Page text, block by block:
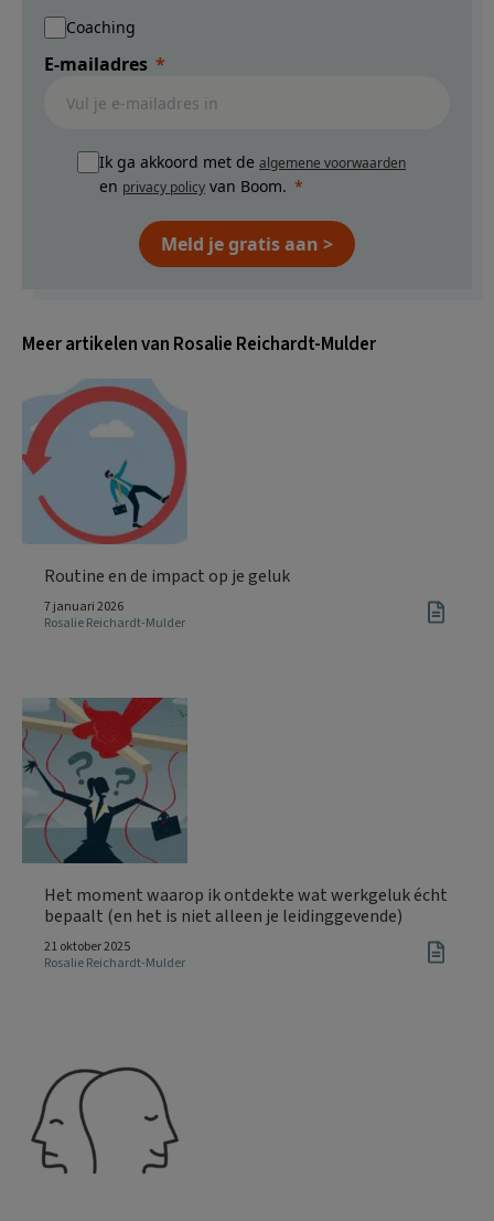
Coaching
E-mailadres
Ik ga akkoord met de algemene voorwaarden
en privacy policy van Boom.
Meld je gratis aan >
Meer artikelen van Rosalie Reichardt-Mulder
Routine en de impact op je geluk
7 januari 2026
Rosalie Reichardt-Mulder
Het moment waarop ik ontdekte wat werkgeluk écht
bepaalt (en het is niet alleen je leidinggevende)
21 oktober 2025
Rosalie Reichardt-Mulder